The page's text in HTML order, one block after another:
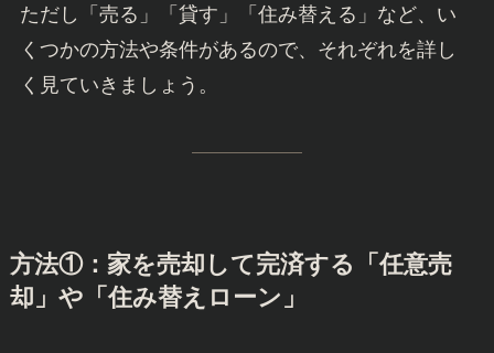
ただし「売る」「貸す」「住み替える」など、い
くつかの方法や条件があるので、それぞれを詳し
く見ていきましょう。
方法①：家を売却して完済する「任意売
却」や「住み替えローン」